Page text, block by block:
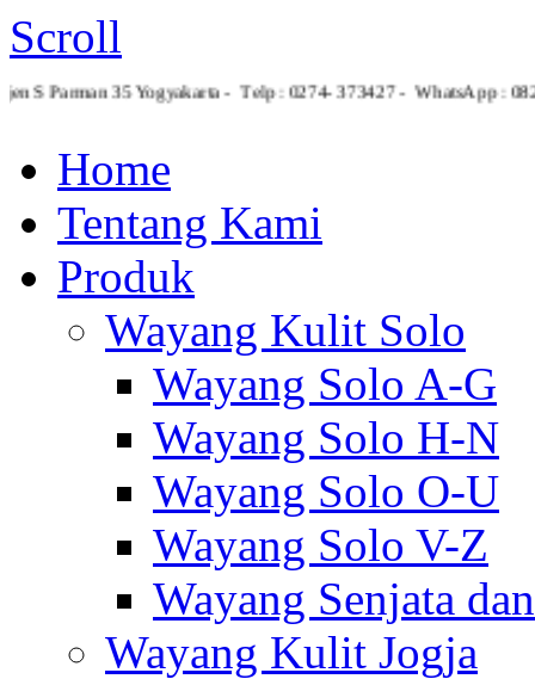
Scroll
S Parman 35 Yogyakarta - Telp : 0274- 373427 - WhatsApp :
Home
Tentang Kami
Produk
Wayang Kulit Solo
Wayang Solo A-G
Wayang Solo H-N
Wayang Solo O-U
Wayang Solo V-Z
Wayang Senjata
Wayang Kulit Jogja